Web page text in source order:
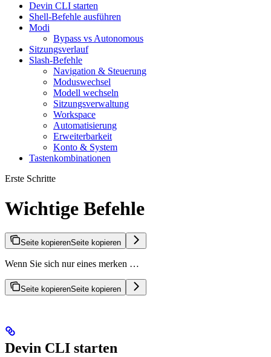
Devin CLI starten
Shell-Befehle ausführen
Modi
Bypass vs Autonomous
Sitzungsverlauf
Slash-Befehle
Navigation & Steuerung
Moduswechsel
Modell wechseln
Sitzungsverwaltung
Workspace
Automatisierung
Erweiterbarkeit
Konto & System
Tastenkombinationen
Erste Schritte
Wichtige Befehle
Seite kopierenSeite kopieren
Wenn Sie sich nur eines merken …
Seite kopierenSeite kopieren
Devin CLI starten